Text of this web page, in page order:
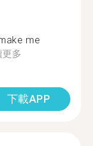
me
多
下載APP